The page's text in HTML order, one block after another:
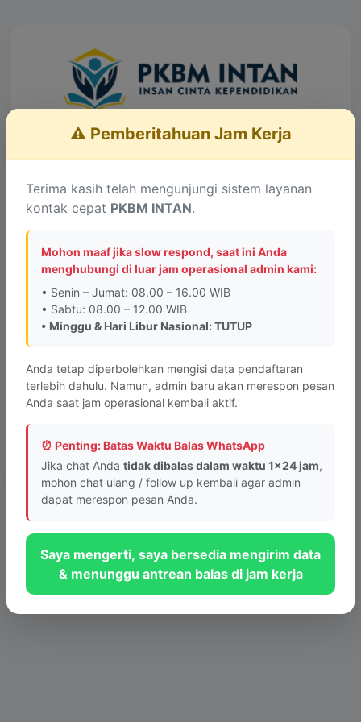
Layanan Konsultasi
kantor cabang di kota lain. Alamat kantor PKBM
INTAN hanya berada di
Jalan Pesona Raya, Perum
Graha Pesona Blok A No. 6, Bandung
Saya menghubungi sebagai: *
© 2026 PKBM INTAN Bandung - Sistem Layanan Informasi Cepat
⚠️ Pemberitahuan Jam Kerja
Terima kasih telah mengunjungi sistem layanan
kontak cepat PKBM INTAN.
Mohon maaf jika slow respond, saat ini Anda
menghubungi di luar jam operasional admin kami:
• Senin – Jumat: 08.00 – 16.00 WIB
• Sabtu: 08.00 – 12.00 WIB
• Minggu & Hari Libur Nasional: TUTUP
Anda tetap diperbolehkan mengisi data pendaftaran
terlebih dahulu. Namun, admin baru akan merespon pesan
Anda saat jam operasional kembali aktif.
⏰ Penting: Batas Waktu Balas WhatsApp
Jika chat Anda tidak dibalas dalam waktu 1x24 jam,
mohon chat ulang / follow up kembali agar admin
dapat merespon pesan Anda.
Saya mengerti, saya bersedia mengirim data
& menunggu antrean balas di jam kerja